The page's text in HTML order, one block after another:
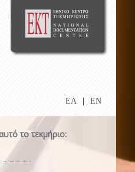
ΕΛ EN
το τεκμήριο: